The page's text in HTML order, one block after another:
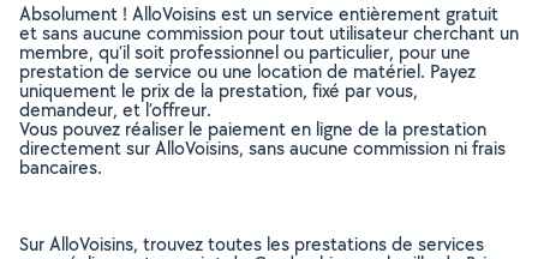
Absolument ! AlloVoisins est un service entièrement gratuit
et sans aucune commission pour tout utilisateur cherchant un
membre, qu’il soit professionnel ou particulier, pour une
prestation de service ou une location de matériel. Payez
uniquement le prix de la prestation, fixé par vous,
demandeur, et l’offreur.
Vous pouvez réaliser le paiement en ligne de la prestation
directement sur AlloVoisins, sans aucune commission ni frais
bancaires.
Sur AlloVoisins, trouvez toutes les prestations de services